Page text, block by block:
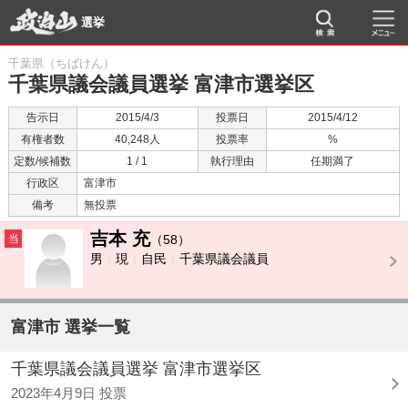
選挙
千葉県（ちばけん）
千葉県議会議員選挙 富津市選挙区
告示日 2015/4/3 投票日
2015/4/12
有権者数
40,248人 投票率
%
定数/候補数
1 / 1 執行理由
任期満了
行政区
富津市
備考
無投票
当 吉本 充（58）
男
現 自民 千葉県議会議員
富津市 選挙一覧
千葉県議会議員選挙 富津市選挙区
2023年4月9日 投票